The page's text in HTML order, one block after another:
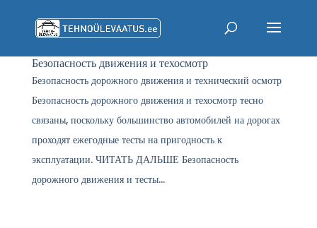
Безопасность движения и техосмотр
Безопасность дорожного движения и технический осмотр
Безопасность дорожного движения и техосмотр тесно
связаны, поскольку большинство автомобилей на дорогах
проходят ежегодные тесты на пригодность к
эксплуатации. ЧИТАТЬ ДАЛЬШЕ Безопасность
дорожного движения и тесты...